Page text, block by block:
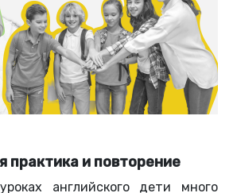
практика и повторение
английского дети много